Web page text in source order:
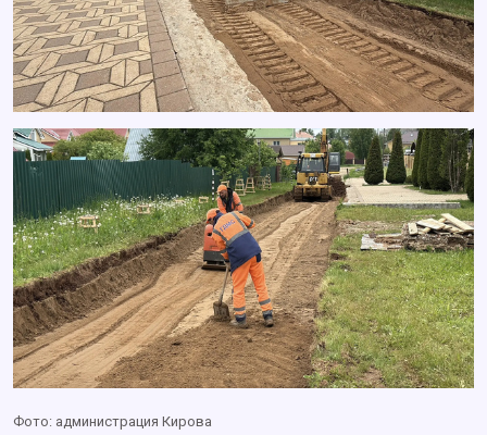
Фото: администрация Кирова